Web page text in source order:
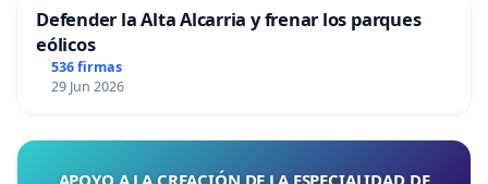
Defender la Alta Alcarria y frenar los parques
eólicos
536 firmas
29 Jun 2026